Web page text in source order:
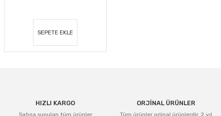
SEPETE EKLE
HIZLI KARGO
Satışa sunulan tüm ürünler
ORJİNAL ÜRÜNLER
Tüm ürünler orjinal ürünlerdir. 2 yıl